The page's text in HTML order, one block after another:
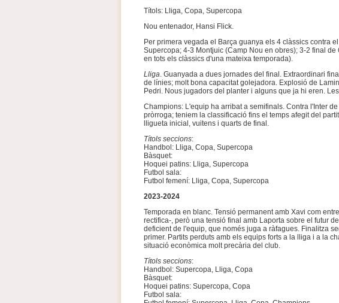
Títols: Lliga, Copa, Supercopa
Nou entenador, Hansi Flick.
Per primera vegada el Barça guanya els 4 clàssics contra
Supercopa; 4-3 Montjuic (Camp Nou en obres); 3-2 final
en tots els clàssics d'una mateixa temporada).
Lliga . Guanyada a dues jornades del final. Extraordinari
de línies; molt bona capacitat golejadora. Explosió de
Pedri. Nous jugadors del planter i alguns que ja hi eren.
Champions: L'equip ha arribat a semifinals. Contra l'Inter
pròrroga; teniem la classificació fins el temps afegit del
lligueta inicial, vuitens i quarts de final.
Títols seccions:
Handbol: Lliga, Copa, Supercopa
Bàsquet:
Hoquei patins: Lliga, Supercopa
Futbol sala:
Futbol femení: Lliga, Copa, Supercopa
2023-2024
Temporada en blanc. Tensió permanent amb Xavi com
rectifica-, però una tensió final amb Laporta sobre el futur
deficient de l'equip, que només juga a ràfagues. Finalitza
primer. Partits perduts amb els equips forts a la lliga i a la
situació econòmica molt precària del club.
Títols seccions:
Handbol: Supercopa, Lliga, Copa
Bàsquet:
Hoquei patins: Supercopa, Copa
Futbol sala: